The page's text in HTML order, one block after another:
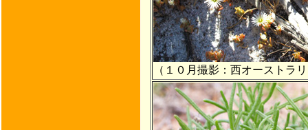
（１０月撮影：西オーストラ